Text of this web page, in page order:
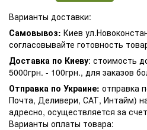
Варианты доставки:
Самовывоз: Киев
согласовывайте готовность
Доставка по Киеву: стоимость
5000грн. - 100грн., для заказов
Отправка по Украине: отправка
Почта, Деливери, САТ, Интайм)
адресно, осуществляется за
Варианты оплаты товара: